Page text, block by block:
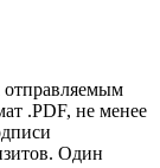
отправляемым
.PDF, не менее
Один